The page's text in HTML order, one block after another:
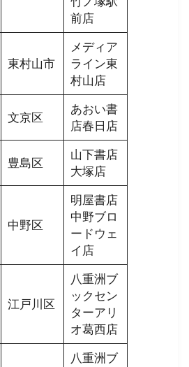
前店
東村山市
メディア
ライン東
村山店
文京区
あおい書
店春日店
豊島区
山下書店
大塚店
中野区
明屋書店
中野ブロ
ードウェ
イ店
江戸川区
八重洲ブ
ックセン
ターアリ
オ葛西店
八重洲ブ